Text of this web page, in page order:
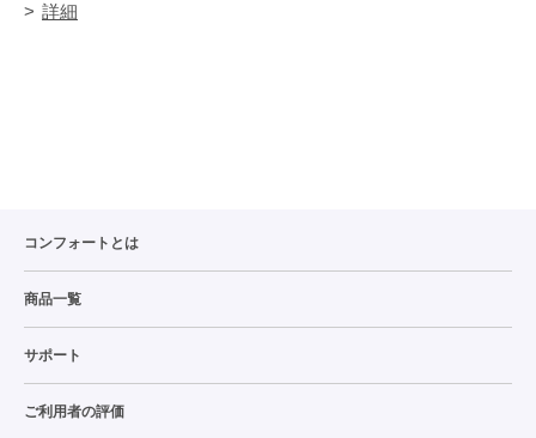
詳細
コンフォートとは
商品一覧
サポート
ご利用者の評価